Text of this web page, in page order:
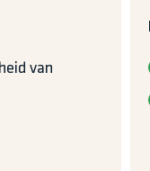
van